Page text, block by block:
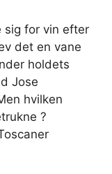
sig for vin efter
det en vane
holdets
Jose
hvilken
?